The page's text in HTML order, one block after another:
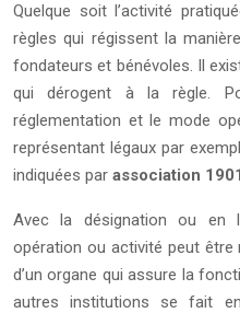
Quelque soit l’activité
règles qui régissent la
fondateurs et bénévoles. Il
qui dérogent à la règle.
réglementation et le mode
représentant légaux par
indiquées par association 1901
Avec la désignation ou en
opération ou activité peut
d’un organe qui assure la
autres institutions se fait